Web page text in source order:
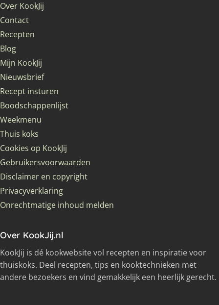
Over KookJij
Contact
Recepten
Blog
Mijn KookJij
Nieuwsbrief
Recept insturen
Boodschappenlijst
Weekmenu
Thuis koks
Cookies op KookJij
Gebruikersvoorwaarden
Disclaimer en copyright
Privacyverklaring
Onrechtmatige inhoud melden
Over KookJij.nl
KookJij is dé kookwebsite vol recepten en inspiratie voor
thuiskoks. Deel recepten, tips en kooktechnieken met
andere bezoekers en vind gemakkelijk een heerlijk gerecht.